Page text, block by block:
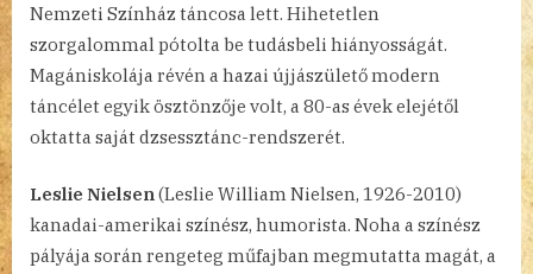
Nemzeti Színház táncosa lett. Hihetetlen
szorgalommal pótolta be tudásbeli hiányosságát.
Magániskolája révén a hazai újjászülető modern
táncélet egyik ösztönzője volt, a 80-as évek elejétől
oktatta saját dzsessztánc-rendszerét.
Leslie Nielsen(Leslie William Nielsen, 1926-2010)
kanadai-amerikai színész, humorista. Noha a színész
pályája során rengeteg műfajban megmutatta magát, a